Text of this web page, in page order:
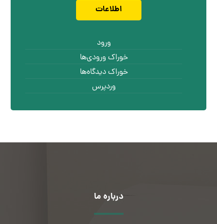
اطلاعات
ورود
خوراک ورودی‌ها
خوراک دیدگاه‌ها
وردپرس
درباره ما